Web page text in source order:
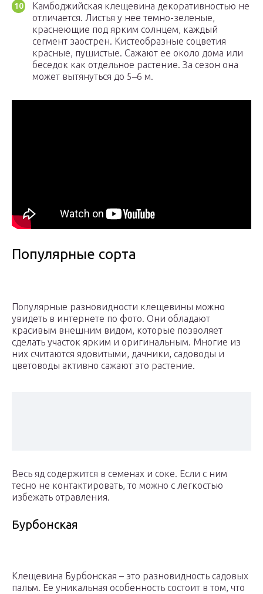
Камбоджийская клещевина декоративностью не
отличается. Листья у нее темно-зеленые,
краснеющие под ярким солнцем, каждый
сегмент заострен. Кистеобразные соцветия
красные, пушистые. Сажают ее около дома или
беседок как отдельное растение. За сезон она
может вытянуться до 5–6 м.
Популярные сорта
Популярные разновидности клещевины можно
увидеть в интернете по фото. Они обладают
красивым внешним видом, которые позволяет
сделать участок ярким и оригинальным. Многие из
них считаются ядовитыми, дачники, садоводы и
цветоводы активно сажают это растение.
Весь яд содержится в семенах и соке. Если с ним
тесно не контактировать, то можно с легкостью
избежать отравления.
Бурбонская
Клещевина Бурбонская – это разновидность садовых
пальм. Ее уникальная особенность состоит в том, что